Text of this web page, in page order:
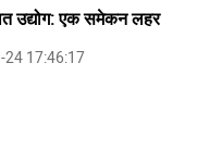
उद्योग: एक समेकन लहर
24 17:46:17